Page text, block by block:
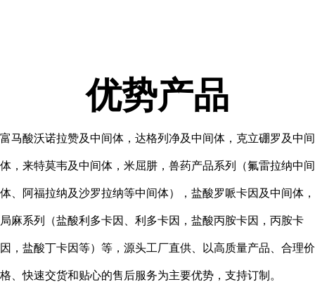
优势产品
富马酸沃诺拉赞及中间体，达格列净及中间体，克立硼罗及中间
体，来特莫韦及中间体，米屈肼，兽药产品系列（氟雷拉纳中间
体、阿福拉纳及沙罗拉纳等中间体），盐酸罗哌卡因及中间体，
局麻系列（盐酸利多卡因、利多卡因，盐酸丙胺卡因，丙胺卡
因，盐酸丁卡因等）等，源头工厂直供、以高质量产品、合理价
格、快速交货和贴心的售后服务为主要优势，支持订制。